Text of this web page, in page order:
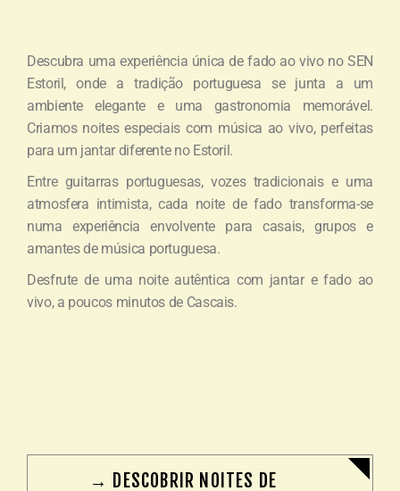
Descubra uma experiência única de fado ao vivo no SEN
Estoril, onde a tradição portuguesa se junta a um
ambiente elegante e uma gastronomia memorável.
Criamos noites especiais com música ao vivo, perfeitas
para um jantar diferente no Estoril.
Entre guitarras portuguesas, vozes tradicionais e uma
atmosfera intimista, cada noite de fado transforma-se
numa experiência envolvente para casais, grupos e
amantes de música portuguesa.
Desfrute de uma noite autêntica com jantar e fado ao
vivo, a poucos minutos de Cascais.
→ DESCOBRIR NOITES DE